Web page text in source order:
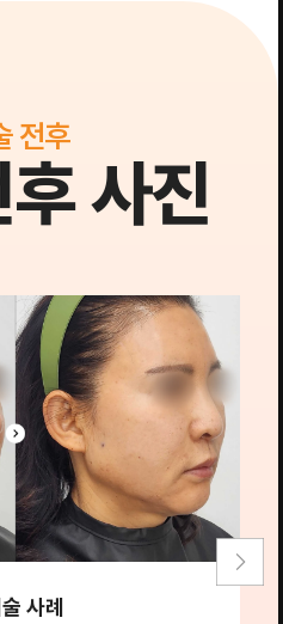
전후
사진
사례